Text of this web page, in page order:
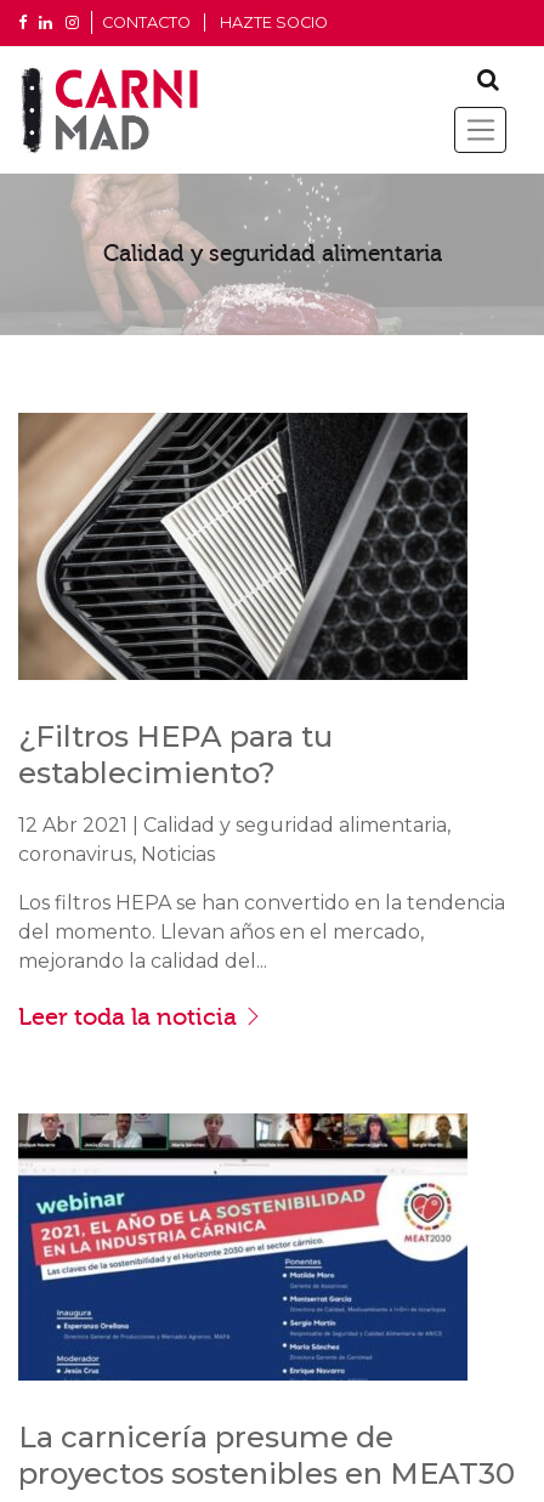
CONTACTO HAZTE SOCIO
Calidad y seguridad alimentaria
¿Filtros HEPA para tu
establecimiento?
12 Abr 2021 | Calidad y seguridad alimentaria,
coronavirus, Noticias
Los filtros HEPA se han convertido en la tendencia
del momento. Llevan años en el mercado,
mejorando la calidad del...
Leer toda la noticia
La carnicería presume de
proyectos sostenibles en MEAT30